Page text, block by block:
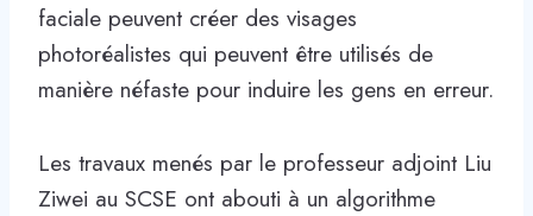
faciale peuvent créer des visages
photoréalistes qui peuvent être utilisés de
manière néfaste pour induire les gens en erreur.
Les travaux menés par le professeur adjoint Liu
Ziwei au SCSE ont abouti à un algorithme